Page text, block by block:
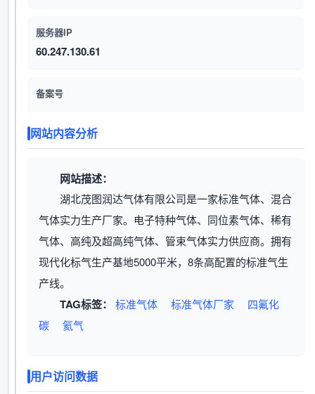
服务器IP
60.247.130.61
备案号
网站内容分析
网站描述：
湖北茂图润达气体有限公司是一家标准气体、混合
气体实力生产厂家。电子特种气体、同位素气体、稀有
气体、高纯及超高纯气体、管束气体实力供应商。拥有
现代化标气生产基地5000平米，8条高配置的标准气生
产线。
TAG标签： 标准气体 标准气体厂家
四氟化
碳
氦气
用户访问数据